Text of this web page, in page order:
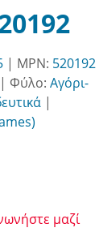
| MPN: 520192
| Φύλο: Αγόρι-
|
μαζί